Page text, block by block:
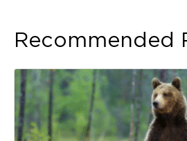
Recommended